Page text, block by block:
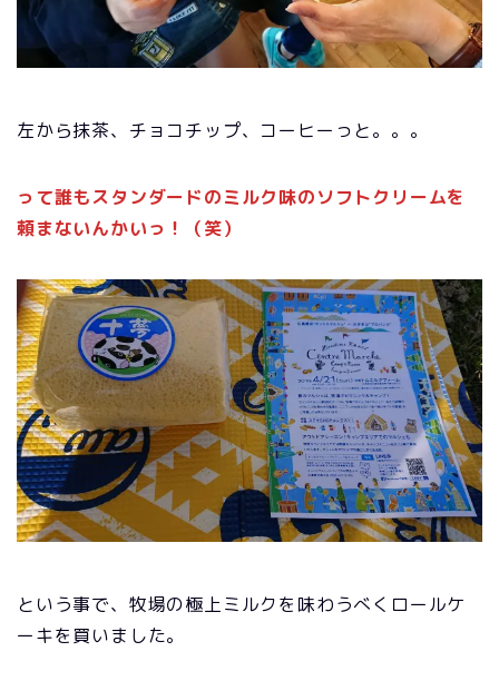
左から抹茶、チョコチップ、コーヒーっと。。。
って誰もスタンダードのミルク味のソフトクリームを
頼まないんかいっ！（笑）
という事で、牧場の極上ミルクを味わうべくロールケ
ーキを買いました。